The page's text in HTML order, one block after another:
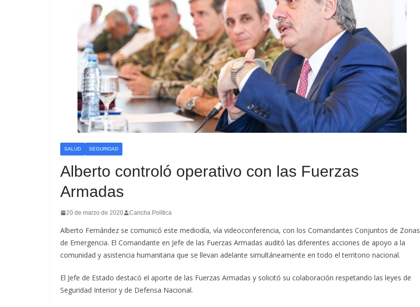
SALUD SEGURIDAD
Alberto controló operativo con las Fuerzas
Armadas
20 de marzo de 2020 Cancha Política
Alberto Fernández se comunicó este mediodía, vía videoconferencia, con los Comandantes Conjuntos de Zonas
de Emergencia. El Comandante en Jefe de las Fuerzas Armadas auditó las diferentes acciones de apoyo a la
comunidad y asistencia humanitaria que se llevan adelante simultáneamente en todo el territorio nacional.
El Jefe de Estado destacó el aporte de las Fuerzas Armadas y solicitó su colaboración respetando las leyes de
Seguridad Interior y de Defensa Nacional.